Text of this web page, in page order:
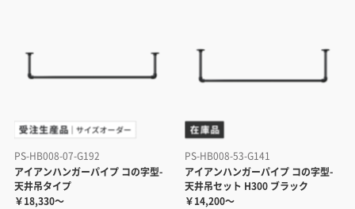
PS-HB008-07-G192
アイアンハンガーパイプ コの字型-
天井吊タイプ
￥18,330～
PS-HB008-53-G141
アイアンハンガーパイプ コの字型-
天井吊セット H300 ブラック
￥14,200～